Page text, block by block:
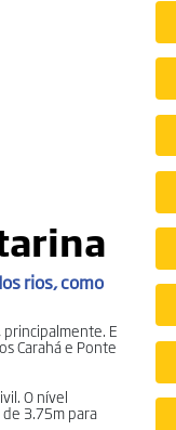
rios, como
E
Carahá e Ponte
O nível
3.75m para